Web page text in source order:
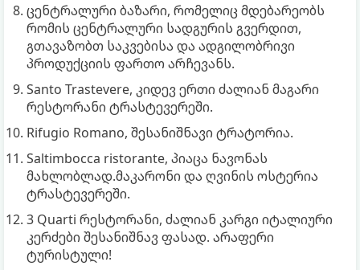
ცენტრალური ბაზარი, რომელიც მდებარეობს
რომის ცენტრალური სადგურის გვერდით,
გთავაზობთ საკვებისა და ადგილობრივი
პროდუქციის ფართო არჩევანს.
Santo Trastevere, კიდევ ერთი ძალიან მაგარი
რესტორანი ტრასტევერეში.
Rifugio Romano, შესანიშნავი ტრატორია.
Saltimbocca ristorante, პიაცა ნავონას
მახლობლად.მაკარონი და ღვინის ოსტერია
ტრასტევერეში.
3 Quarti რესტორანი, ძალიან კარგი იტალიური
კერძები შესანიშნავ ფასად. არაფერი
ტურისტული!